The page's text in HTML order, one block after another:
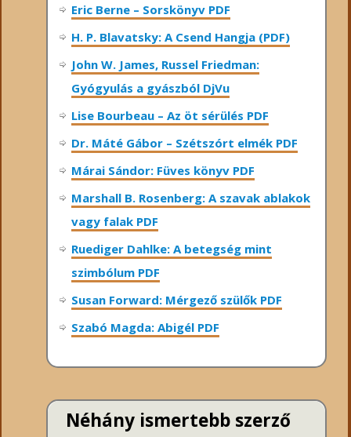
Eric Berne – Sorskönyv PDF
H. P. Blavatsky: A Csend Hangja (PDF)
John W. James, Russel Friedman:
Gyógyulás a gyászból DjVu
Lise Bourbeau – Az öt sérülés PDF
Dr. Máté Gábor – Szétszórt elmék PDF
Márai Sándor: Füves könyv PDF
Marshall B. Rosenberg: A szavak ablakok
vagy falak PDF
Ruediger Dahlke: A betegség mint
szimbólum PDF
Susan Forward: Mérgező szülők PDF
Szabó Magda: Abigél PDF
Néhány ismertebb szerző